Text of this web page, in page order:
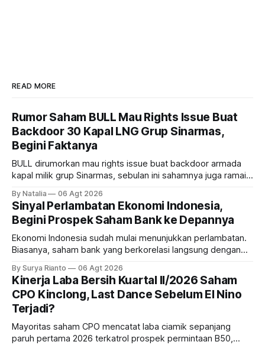
READ MORE
Rumor Saham BULL Mau Rights Issue Buat
Backdoor 30 Kapal LNG Grup Sinarmas,
Begini Faktanya
BULL dirumorkan mau rights issue buat backdoor armada
kapal milik grup Sinarmas, sebulan ini sahamnya juga ramai
masih menarik dilirik?
By Natalia 06 Agt 2026
Sinyal Perlambatan Ekonomi Indonesia,
Begini Prospek Saham Bank ke Depannya
Ekonomi Indonesia sudah mulai menunjukkan perlambatan.
Biasanya, saham bank yang berkorelasi langsung dengan
bank ke depannya?
By Surya Rianto 06 Agt 2026
Kinerja Laba Bersih Kuartal II/2026 Saham
CPO Kinclong, Last Dance Sebelum El Nino
Terjadi?
Mayoritas saham CPO mencatat laba ciamik sepanjang
paruh pertama 2026 terkatrol prospek permintaan B50,